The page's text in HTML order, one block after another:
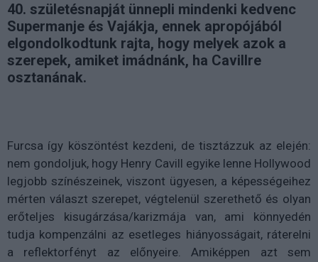
40. születésnapját ünnepli mindenki kedvenc
Supermanje és Vajákja, ennek apropójából
elgondolkodtunk rajta, hogy melyek azok a
szerepek, amiket imádnánk, ha Cavillre
osztanának.
Furcsa így köszöntést kezdeni, de tisztázzuk az elején:
nem gondoljuk, hogy Henry Cavill egyike lenne Hollywood
legjobb színészeinek, viszont ügyesen, a képességeihez
mérten választ szerepet, végtelenül szerethető és olyan
erőteljes kisugárzása/karizmája van, ami könnyedén
tudja kompenzálni az esetleges hiányosságait, ráterelni
a reflektorfényt az előnyeire. Amiképpen azt sem